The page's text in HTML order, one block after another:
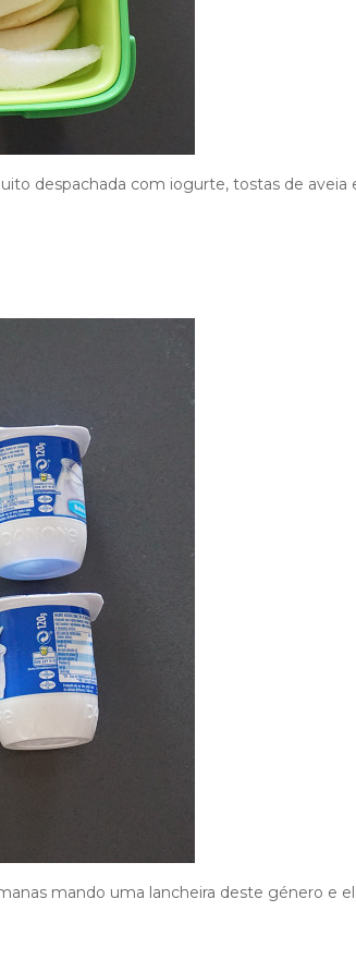
despachada com iogurte, tostas de aveia
mando uma lancheira deste género e